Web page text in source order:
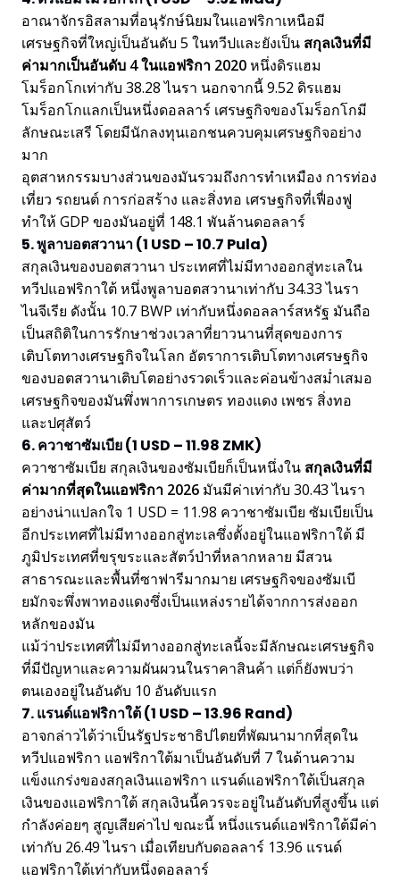
อาณาจักรอิสลามที่อนุรักษ์นิยมในแอฟริกาเหนือมี
เศรษฐกิจที่ใหญ่เป็นอันดับ 5 ในทวีปและยังเป็น สกุลเงินที่มี
ค่ามากเป็นอันดับ 4 ในแอฟริกา 2020หนึ่งดิรแฮม
โมร็อกโกเท่ากับ 38.28 ไนรา นอกจากนี้ 9.52 ดิรแฮม
โมร็อกโกแลกเป็นหนึ่งดอลลาร์ เศรษฐกิจของโมร็อกโกมี
ลักษณะเสรี โดยมีนักลงทุนเอกชนควบคุมเศรษฐกิจอย่าง
มาก
อุตสาหกรรมบางส่วนของมันรวมถึงการทำเหมือง การท่อง
เที่ยว รถยนต์ การก่อสร้าง และสิ่งทอ เศรษฐกิจที่เฟื่องฟู
ทำให้ GDP ของมันอยู่ที่ 148.1 พันล้านดอลลาร์
5. พูลาบอตสวานา (1 USD – 10.7 Pula)
สกุลเงินของบอตสวานา ประเทศที่ไม่มีทางออกสู่ทะเลใน
ทวีปแอฟริกาใต้ หนึ่งพูลาบอตสวานาเท่ากับ 34.33 ไนรา
ไนจีเรีย ดังนั้น 10.7 BWP เท่ากับหนึ่งดอลลาร์สหรัฐ มันถือ
เป็นสถิติในการรักษาช่วงเวลาที่ยาวนานที่สุดของการ
เติบโตทางเศรษฐกิจในโลก อัตราการเติบโตทางเศรษฐกิจ
ของบอตสวานาเติบโตอย่างรวดเร็วและค่อนข้างสม่ำเสมอ
เศรษฐกิจของมันพึ่งพาการเกษตร ทองแดง เพชร สิ่งทอ
และปศุสัตว์
6. ควาชาซัมเบีย (1 USD – 11.98 ZMK)
ควาชาซัมเบีย สกุลเงินของซัมเบียก็เป็นหนึ่งใน สกุลเงินที่มี
ค่ามากที่สุดในแอฟริกา 2026 มันมีค่าเท่ากับ 30.43 ไนรา
อย่างน่าแปลกใจ 1 USD = 11.98 ควาชาซัมเบีย ซัมเบียเป็น
อีกประเทศที่ไม่มีทางออกสู่ทะเลซึ่งตั้งอยู่ในแอฟริกาใต้ มี
ภูมิประเทศที่ขรุขระและสัตว์ป่าที่หลากหลาย มีสวน
สาธารณะและพื้นที่ซาฟารีมากมาย เศรษฐกิจของซัมเบี
ยมักจะพึ่งพาทองแดงซึ่งเป็นแหล่งรายได้จากการส่งออก
หลักของมัน
แม้ว่าประเทศที่ไม่มีทางออกสู่ทะเลนี้จะมีลักษณะเศรษฐกิจ
ที่มีปัญหาและความผันผวนในราคาสินค้า แต่ก็ยังพบว่า
ตนเองอยู่ในอันดับ 10 อันดับแรก
7. แรนด์แอฟริกาใต้ (1 USD – 13.96 Rand)
อาจกล่าวได้ว่าเป็นรัฐประชาธิปไตยที่พัฒนามากที่สุดใน
ทวีปแอฟริกา แอฟริกาใต้มาเป็นอันดับที่ 7 ในด้านความ
แข็งแกร่งของสกุลเงินแอฟริกา แรนด์แอฟริกาใต้เป็นสกุล
เงินของแอฟริกาใต้ สกุลเงินนี้ควรจะอยู่ในอันดับที่สูงขึ้น แต่
กำลังค่อยๆ สูญเสียค่าไป ขณะนี้ หนึ่งแรนด์แอฟริกาใต้มีค่า
เท่ากับ 26.49 ไนรา เมื่อเทียบกับดอลลาร์ 13.96 แรนด์
แอฟริกาใต้เท่ากับหนึ่งดอลลาร์